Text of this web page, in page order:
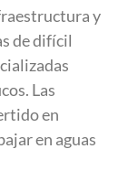
y
de difícil
Las
en
en aguas